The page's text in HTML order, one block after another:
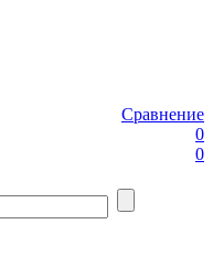
Сравнение
0
0